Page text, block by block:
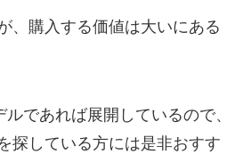
、購入する価値は大いにある
であれば展開しているので、
探している方には是非おすす